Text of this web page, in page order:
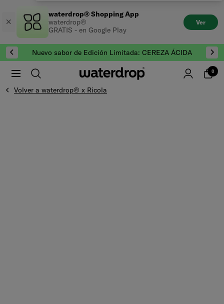
contenido
waterdrop® Shopping App
waterdrop®
GRATIS - en Google Play
Ver
Nuevo sabor de Edición Limitada: CEREZA ÁCIDA
0
Volver a waterdrop® x Ricola